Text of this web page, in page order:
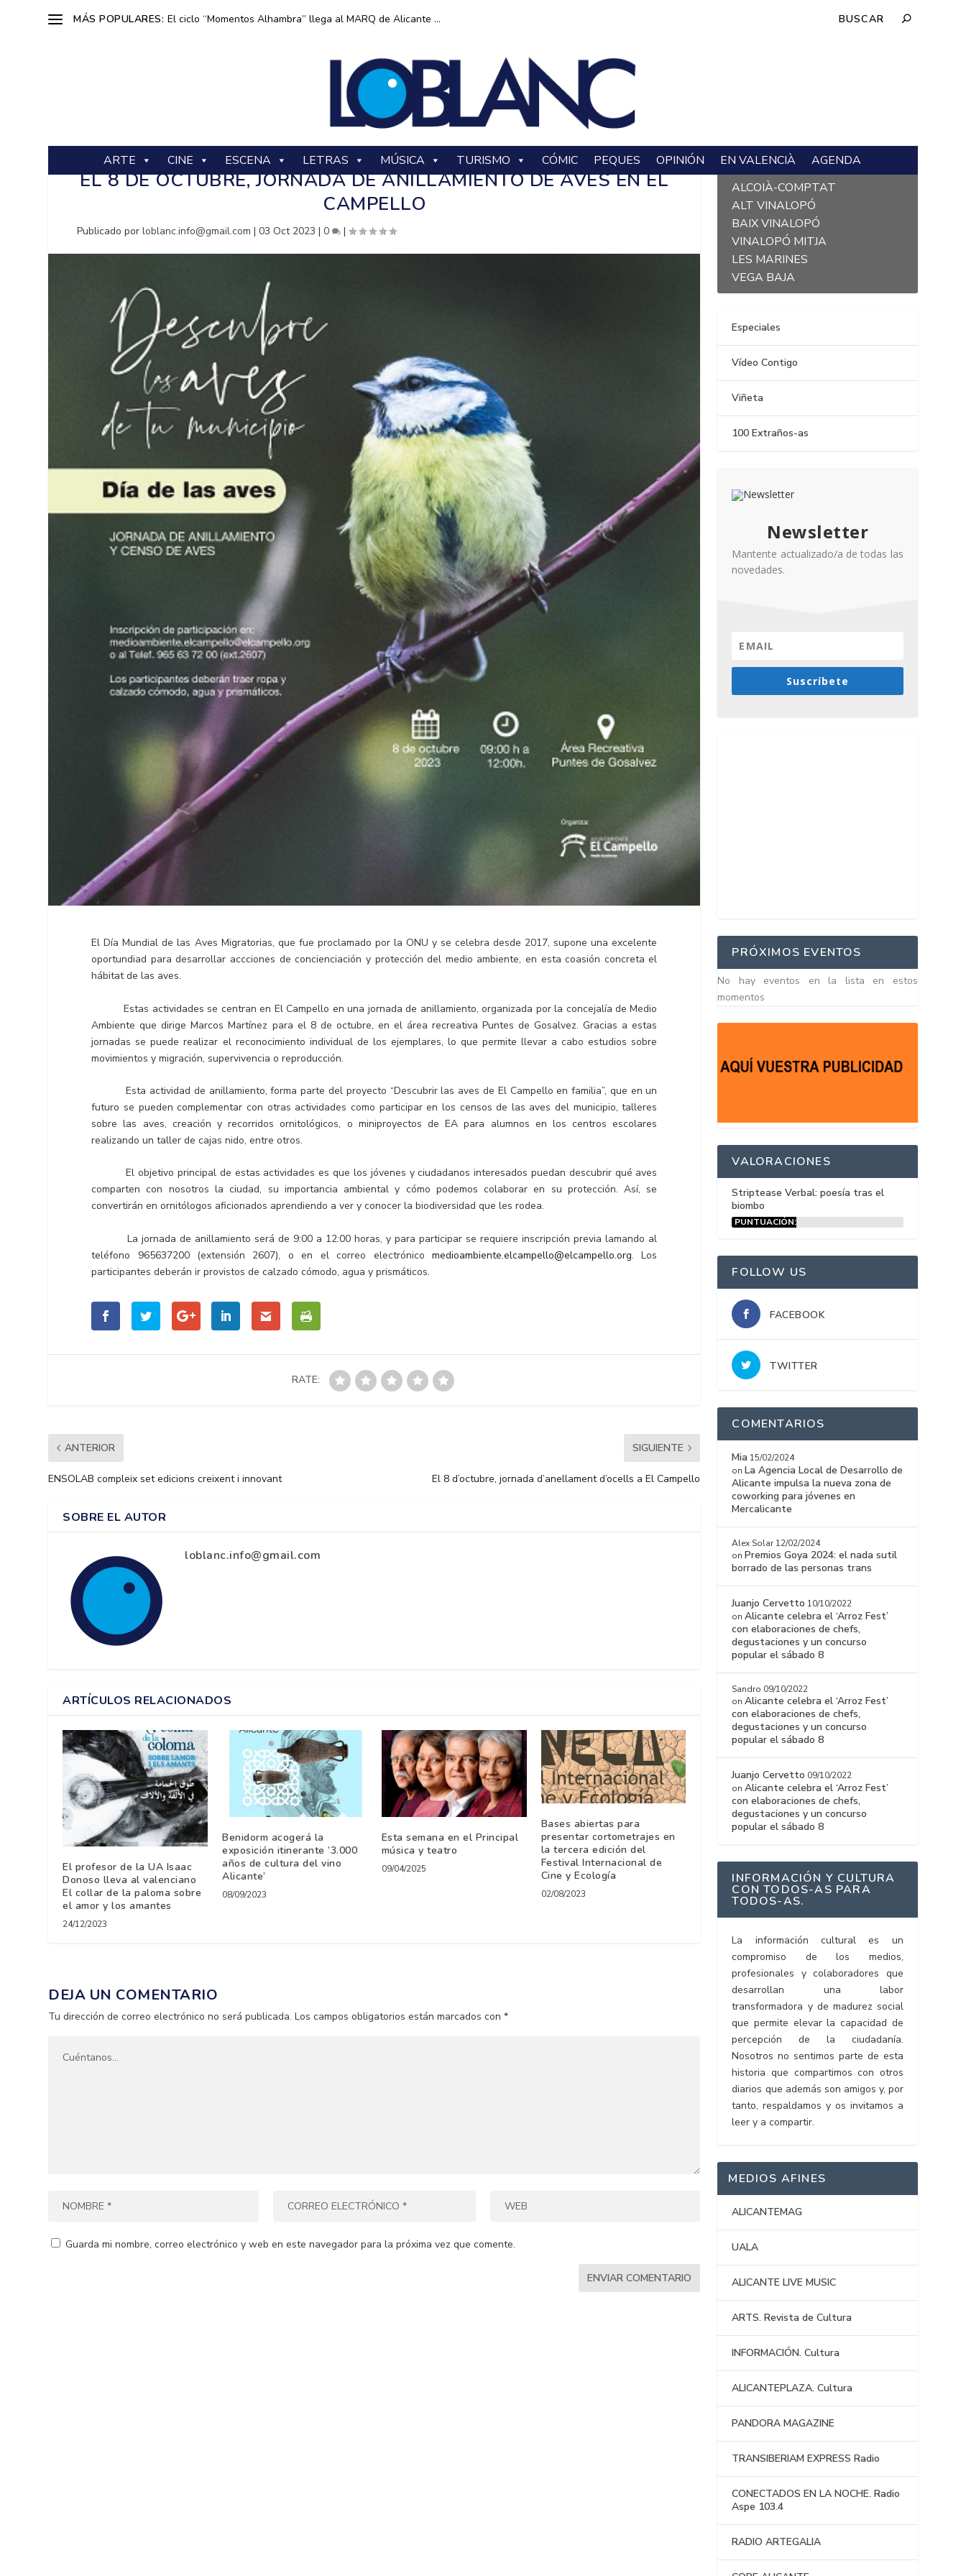
MÁS POPULARES: El ciclo “Momentos Alhambra” llega al MARQ de Alicante ...
ARTE CINE ESCENA LETRAS MÚSICA TURISMO CÓMIC PEQUES OPINIÓN EN VALENCIÀ AGENDA
EL 8 DE OCTUBRE, JORNADA DE ANILLAMIENTO DE AVES EN EL
CAMPELLO
Publicado porloblanc.info@gmail.com |03 Oct 2023 |0 |
El Día Mundial de las Aves Migratorias, que fue proclamado por la ONU y se celebra desde 2017, supone una excelente
oportundiad para desarrollar accciones de concienciación y protección del medio ambiente, en esta coasión concreta el
hábitat de las aves.
Estas actividades se centran en El Campello en una jornada de anillamiento, organizada por la concejalía de Medio
Ambiente que dirige Marcos Martínez para el 8 de octubre, en el área recreativa Puntes de Gosalvez. Gracias a estas
jornadas se puede realizar el reconocimiento individual de los ejemplares, lo que permite llevar a cabo estudios sobre
movimientos y migración, supervivencia o reproducción.
Esta actividad de anillamiento, forma parte del proyecto “Descubrir las aves de El Campello en familia”, que en un
futuro se pueden complementar con otras actividades como participar en los censos de las aves del municipio, talleres
sobre las aves, creación y recorridos ornitológicos, o miniproyectos de EA para alumnos en los centros escolares
realizando un taller de cajas nido, entre otros.
El objetivo principal de estas actividades es que los jóvenes y ciudadanos interesados puedan descubrir qué aves
comparten con nosotros la ciudad, su importancia ambiental y cómo podemos colaborar en su protección. Así, se
convertirán en ornitólogos aficionados aprendiendo a ver y conocer la biodiversidad que les rodea.
La jornada de anillamiento será de 9:00 a 12:00 horas, y para participar se requiere inscripción previa lamando al
teléfono 965637200 (extensión 2607), o en el correo electrónicomedioambiente.elcampello@elcampello.org. Los
participantes deberán ir provistos de calzado cómodo, agua y prismáticos.
RATE:
ANTERIOR
ENSOLAB compleix set edicions creixent i innovant
SIGUIENTE
El 8 d’octubre, jornada d’anellament d’ocells a El Campello
SOBRE EL AUTOR
loblanc.info@gmail.com
ARTÍCULOS RELACIONADOS
El profesor de la UA Isaac
Donoso lleva al valenciano
El collar de la paloma sobre
el amor y los amantes
24/12/2023
Benidorm acogerá la
exposición itinerante ‘3.000
años de cultura del vino
Alicante’
08/09/2023
Esta semana en el Principal
música y teatro
09/04/2025
Bases abiertas para
presentar cortometrajes en
la tercera edición del
Festival Internacional de
Cine y Ecología
02/08/2023
DEJA UN COMENTARIO
Tu dirección de correo electrónico no será publicada. Los campos obligatorios están marcados con*
Guarda mi nombre, correo electrónico y web en este navegador para la próxima vez que comente.
L´ALACANTÍ
ALCOIÀ-COMPTAT
ALT VINALOPÓ
BAIX VINALOPÓ
VINALOPÓ MITJA
LES MARINES
VEGA BAJA
Especiales
Vídeo Contigo
Viñeta
100 Extraños-as
Newsletter
Mantente actualizado/a de todas las
novedades.
Suscríbete
PRÓXIMOS EVENTOS
No hay eventos en la lista en estos
momentos
VALORACIONES
Striptease Verbal: poesía tras el
biombo
PUNTUACIÓN:
FOLLOW US
FACEBOOK
TWITTER
COMENTARIOS
Mia 15/02/2024
on La Agencia Local de Desarrollo de
Alicante impulsa la nueva zona de
coworking para jóvenes en
Mercalicante
Alex Solar 12/02/2024
on Premios Goya 2024: el nada sutil
borrado de las personas trans
Juanjo Cervetto 10/10/2022
onAlicante celebra el ‘Arroz Fest’
con elaboraciones de chefs,
degustaciones y un concurso
popular el sábado 8
Sandro 09/10/2022
onAlicante celebra el ‘Arroz Fest’
con elaboraciones de chefs,
degustaciones y un concurso
popular el sábado 8
Juanjo Cervetto 09/10/2022
onAlicante celebra el ‘Arroz Fest’
con elaboraciones de chefs,
degustaciones y un concurso
popular el sábado 8
INFORMACIÓN Y CULTURA
CON TODOS-AS PARA
TODOS-AS.
La información cultural es un
compromiso de los medios,
profesionales y colaboradores que
desarrollan una labor
transformadora y de madurez social
que permite elevar la capacidad de
percepción de la ciudadanía.
Nosotros no sentimos parte de esta
historia que compartimos con otros
diarios que además son amigos y, por
tanto, respaldamos y os invitamos a
leer y a compartir.
MEDIOS AFINES
ALICANTEMAG
UALA
ALICANTE LIVE MUSIC
ARTS. Revista de Cultura
INFORMACIÓN. Cultura
ALICANTEPLAZA. Cultura
PANDORA MAGAZINE
TRANSIBERIAM EXPRESS Radio
CONECTADOS EN LA NOCHE. Radio
Aspe 103.4
RADIO ARTEGALIA